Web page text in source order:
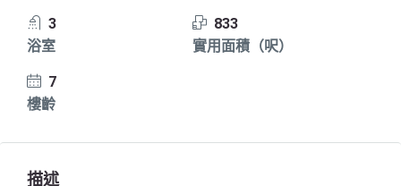
3
浴室
833
實用面積（呎）
7
樓齡
描述